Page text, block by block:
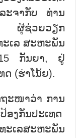
ະຈາກັບ ທ່ານ
ຜູ້ຊ່ວຍວຽກ
ະເລ ສະຫະພັນ
ກັນຍາ, ຢູ່
ດ (ຮ່າໂນ້ຍ).
ຖະໜາວ່າ ການ
ອງກັນປະເທດ
ເລສະຫະພັນ